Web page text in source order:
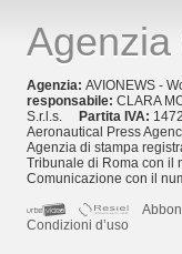
Agenzia: AVIONEWS -
responsabile: CLARA
S.r.l.s. Partita IVA:
Aeronautical Press
Agenzia di stampa
Tribunale di Roma con il
Comunicazione con il
Condizioni d’uso